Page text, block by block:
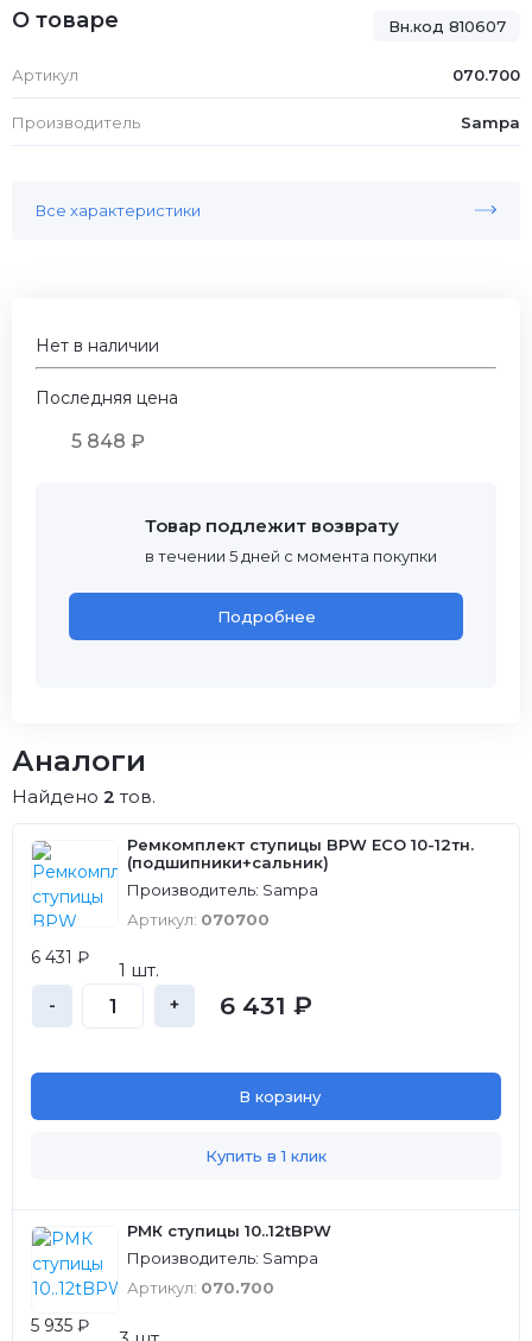
Вн.код 810607
О товаре
Артикул 070.700
Производитель Sampa
Все характеристики
Нет в наличии
Последняя цена
5 848 ₽
Товар подлежит возврату
в течении 5 дней с момента покупки
Подробнее
Аналоги
Найдено 2 тов.
Ремкомплект ступицы BPW ECO 10-12тн.
(подшипники+сальник)
Производитель: Sampa
Артикул: 070700
6 431 ₽
1 шт.
- + 6 431 ₽
В корзину
Купить в 1 клик
РМК ступицы 10..12tBPW
Производитель: Sampa
Артикул: 070.700
5 935 ₽